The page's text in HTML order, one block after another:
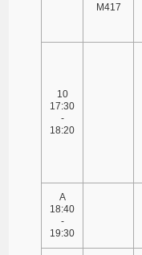
M417
10
17:30
-
18:20
A
18:40
-
19:30